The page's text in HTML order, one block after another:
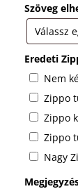
Szöveg
Eredeti
Nem
Zippo
Zippo
Zippo
Nagy